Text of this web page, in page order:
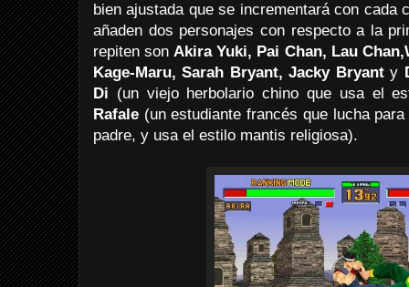
bien ajustada que se incrementará con cada
añaden dos personajes con respecto a la
repiten sonAkira Yuki, Pai Chan, Lau
Kage-Maru, Sarah Bryant, Jacky Bryanty
Di (un viejo herbolario chino que usa el
Rafale (un estudiante francés que lucha
padre, y usa el estilo mantis religiosa).